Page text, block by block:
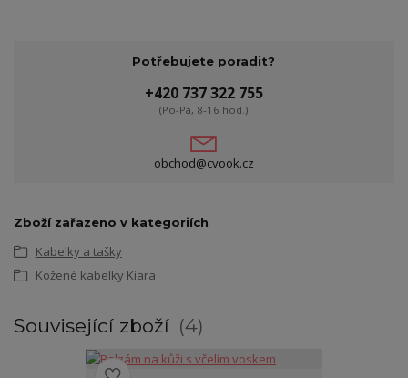
Potřebujete poradit?
+420 737 322 755
(Po-Pá, 8-16 hod.)
obchod@cvook.cz
Zboží zařazeno v kategoriích
Kabelky a tašky
Kožené kabelky Kiara
Související zboží 4